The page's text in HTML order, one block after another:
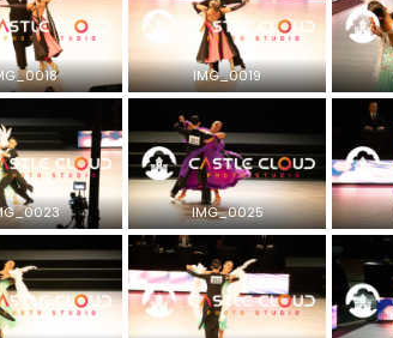
IMG_0019
IMG_0025